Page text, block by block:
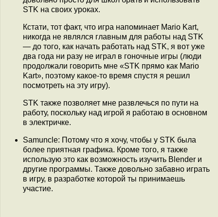
STK на своих уроках.
Кстати, тот факт, что игра напоминает Mario Kart,
никогда не являлся главным для работы над STK
— до того, как начать работать над STK, я вот уже
два года ни разу не играл в гоночные игры (люди
продолжали говорить мне «STK прямо как Mario
Kart», поэтому какое-то время спустя я решил
посмотреть на эту игру).
STK также позволяет мне развлечься по пути на
работу, поскольку над игрой я работаю в основном
в электричке.
Samuncle: Потому что я хочу, чтобы у STK была
более приятная графика. Кроме того, я также
использую это как возможность изучить Blender и
другие программы. Также довольно забавно играть
в игру, в разработке которой ты принимаешь
участие.